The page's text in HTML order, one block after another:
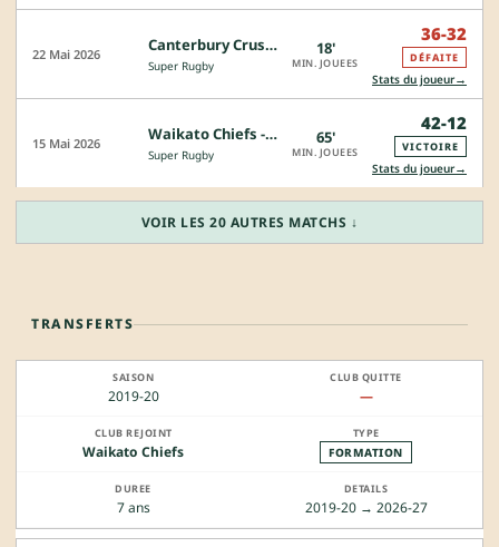
22 Mai 2026 Canterbury Crusaders - Waikato Chiefs
Super Rugby
18'
MIN. JOUEES
36-32
DÉFAITE
Stats du joueur→
15 Mai 2026 Waikato Chiefs - Otago Highlanders
Super Rugby
65'
MIN. JOUEES
42-12
VICTOIRE
Stats du joueur→
VOIR LES 20 AUTRES MATCHS ↓
TRANSFERTS
2019-20 —
Waikato Chiefs FORMATION
7 ans 2019-20 → 2026-27